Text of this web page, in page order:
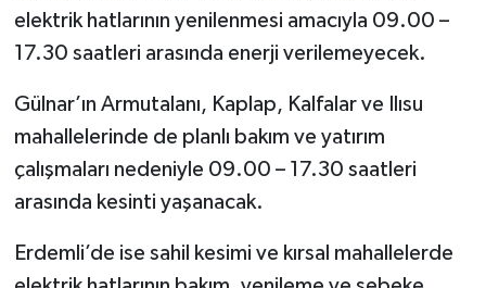
elektrik hatlarının yenilenmesi amacıyla 09.00 –
17.30 saatleri arasında enerji verilemeyecek.
Gülnar’ın Armutalanı, Kaplap, Kalfalar ve Ilısu
mahallelerinde de planlı bakım ve yatırım
çalışmaları nedeniyle 09.00 – 17.30 saatleri
arasında kesinti yaşanacak.
Erdemli’de ise sahil kesimi ve kırsal mahallelerde